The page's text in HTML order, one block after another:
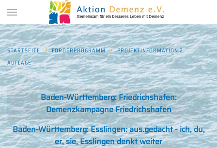
Zum Hauptinhalt springen
STARTSEITE FÖRDERPROGRAMM
PROJEKTINFORMATION 2.
AUFLAGE
Beiträge
Titel
Baden-Württemberg: Friedrichshafen:
Demenzkampagne Friedrichshafen
Baden-Württemberg: Esslingen: aus.gedacht - ich, du,
er, sie, Esslingen denkt weiter